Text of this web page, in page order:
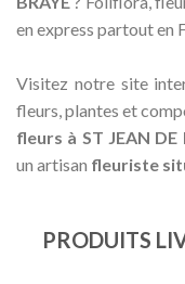
en express partout en
Visitez notre site
fleurs, plantes et
fleurs à ST JEAN DE
un artisan fleuriste
PRODUITS